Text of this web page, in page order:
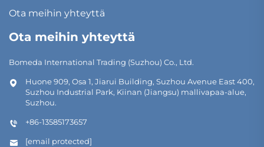
Ota meihin yhteyttä
Ota meihin yhteyttä
Bomeda International Trading (Suzhou) Co., Ltd.
Huone 909, Osa 1, Jiarui Building, Suzhou Avenue East 400,
Suzhou Industrial Park, Kiinan (Jiangsu) mallivapaa-alue,
Suzhou.
+86-13585173657
[email protected]